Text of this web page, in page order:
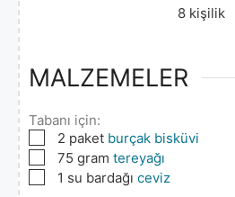
8 kişilik
MALZEMELER
Tabanı için:
▢
2 paket burçak bisküvi
▢
75 gram tereyağı
▢1 su bardağı ceviz